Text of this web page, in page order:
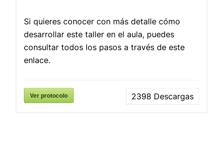
Si quieres conocer con más detalle cómo
desarrollar este taller en el aula, puedes
consultar todos los pasos a través de este
enlace.
Ver protocolo 2398 Descargas